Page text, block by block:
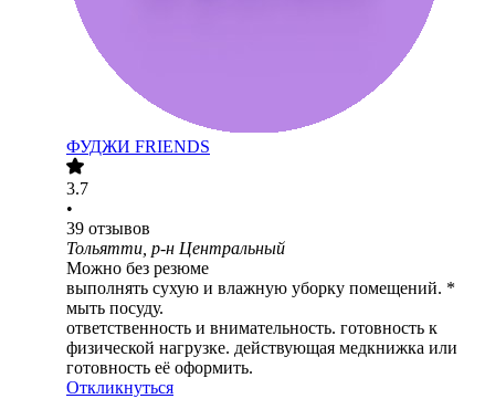
ФУДЖИ FRIENDS
3.7
•
39 отзывов
Тольятти, р-н Центральный
Можно без резюме
выполнять сухую и влажную уборку помещений. *
мыть посуду.
ответственность и внимательность. ️готовность к
физической нагрузке. ️действующая медкнижка или
готовность её оформить.
Откликнуться